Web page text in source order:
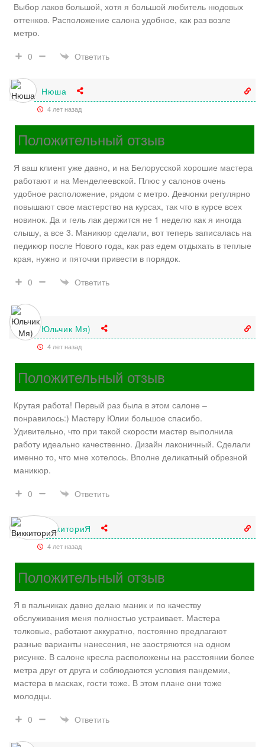
Выбор лаков большой, хотя я большой любитель нюдовых
оттенков. Расположение салона удобное, как раз возле
метро.
0
Ответить
Нюша
4 лет назад
Положительный отзыв
Я ваш клиент уже давно, и на Белорусской хорошие мастера
работают и на Менделеевской. Плюс у салонов очень
удобное расположение, рядом с метро. Девчонки регулярно
повышают свое мастерство на курсах, так что в курсе всех
новинок. Да и гель лак держится не 1 неделю как я иногда
слышу, а все 3. Маникюр сделали, вот теперь записалась на
педикюр после Нового года, как раз едем отдыхать в теплые
края, нужно и пяточки привести в порядок.
0
Ответить
Юльчик Мя)
4 лет назад
Положительный отзыв
Крутая работа! Первый раз была в этом салоне –
понравилось:) Мастеру Юлии большое спасибо.
Удивительно, что при такой скорости мастер выполнила
работу идеально качественно. Дизайн лаконичный. Сделали
именно то, что мне хотелось. Вполне деликатный обрезной
маникюр.
0
Ответить
ВиккиториЯ
4 лет назад
Положительный отзыв
Я в пальчиках давно делаю маник и по качеству
обслуживания меня полностью устраивает. Мастера
толковые, работают аккуратно, постоянно предлагают
разные варианты нанесения, не заостряются на одном
рисунке. В салоне кресла расположены на расстоянии более
метра друг от друга и соблюдаются условия пандемии,
мастера в масках, гости тоже. В этом плане они тоже
молодцы.
0
Ответить